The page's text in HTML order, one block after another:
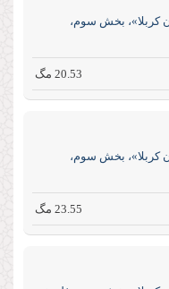
کربلا»، بخش سوم،
20.53 مگ
کربلا»، بخش سوم،
23.55 مگ